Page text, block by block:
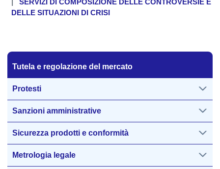
SERVIZI DI COMPOSIZIONE DELLE CONTROVERSIE E
DELLE SITUAZIONI DI CRISI
Tutela regolazione del mercato
Tutela e regolazione del mercato
Protesti
Sanzioni amministrative
Sicurezza prodotti e conformità
Metrologia legale